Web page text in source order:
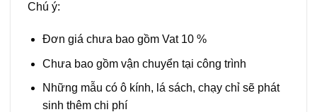
Chú ý:
Đơn giá chưa bao gồm Vat 10 %
Chưa bao gồm vận chuyển tại công trình
Những mẫu có ô kính, lá sách, chạy chỉ sẽ phát
sinh thêm chi phí